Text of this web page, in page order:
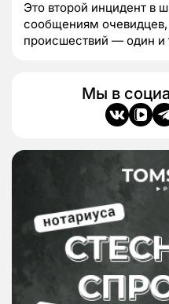
Это второй инцидент в
сообщениям очевидцев,
происшествий — один и
Мы в